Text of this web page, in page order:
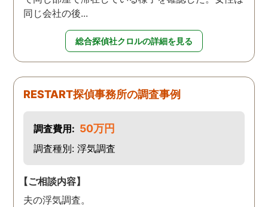
同じ会社の後...
総合探偵社クロルの詳細を見る
RESTART探偵事務所の調査事例
調査費用: 50万円
調査種別: 浮気調査
【ご相談内容】
夫の浮気調査。